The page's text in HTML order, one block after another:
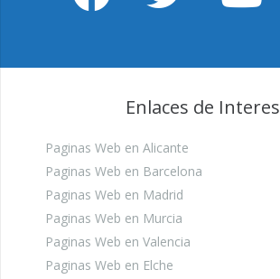
Enlaces de Interes
Paginas Web en Alicante
Paginas Web en Barcelona
Paginas Web en Madrid
Paginas Web en Murcia
Paginas Web en Valencia
Paginas Web en Elche